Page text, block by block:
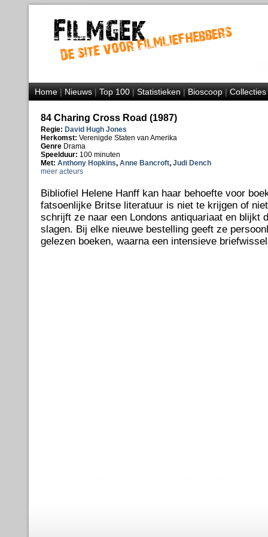
Home|Nieuws|Top 100|Statistieken|Bioscoop|Collecties
84 Charing Cross Road (1987)
Regie: David Hugh Jones
Herkomst: Verenigde Staten van Amerika
Genre Drama
Speelduur: 100 minuten
Met: Anthony Hopkins, Anne Bancroft, Judi Dench
meer acteurs
Bibliofiel Helene Hanff kan haar behoefte voor
fatsoenlijke Britse literatuur is niet te krijgen of
schrijft ze naar een Londons antiquariaat en blijkt
slagen. Bij elke nieuwe bestelling geeft ze
gelezen boeken, waarna een intensieve